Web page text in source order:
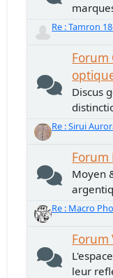
Re : Tamron
Forum
Discus
Re : Sirui
Forum
Moyen
Re : Macro
Forum
leur